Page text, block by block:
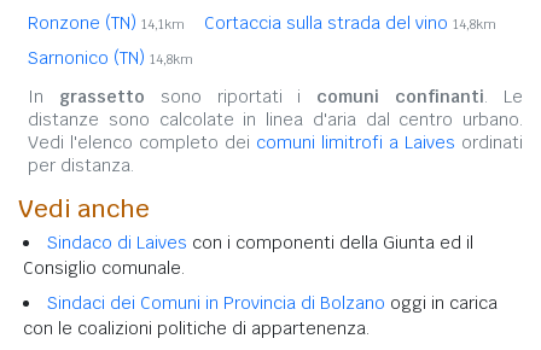
Ronzone (TN) 14,1km Cortaccia sulla strada del vino 14,8km
Sarnonico (TN) 14,8km
In grassetto sono riportati i comuni confinanti. Le
distanze sono calcolate in linea d'aria dal centro urbano.
Vedi l'elenco completo dei comuni limitrofi a Laives ordinati
per distanza.
Vedi anche
Sindaco di Laives con i componenti della Giunta ed il
Consiglio comunale.
Sindaci dei Comuni in Provincia di Bolzano oggi in carica
con le coalizioni politiche di appartenenza.